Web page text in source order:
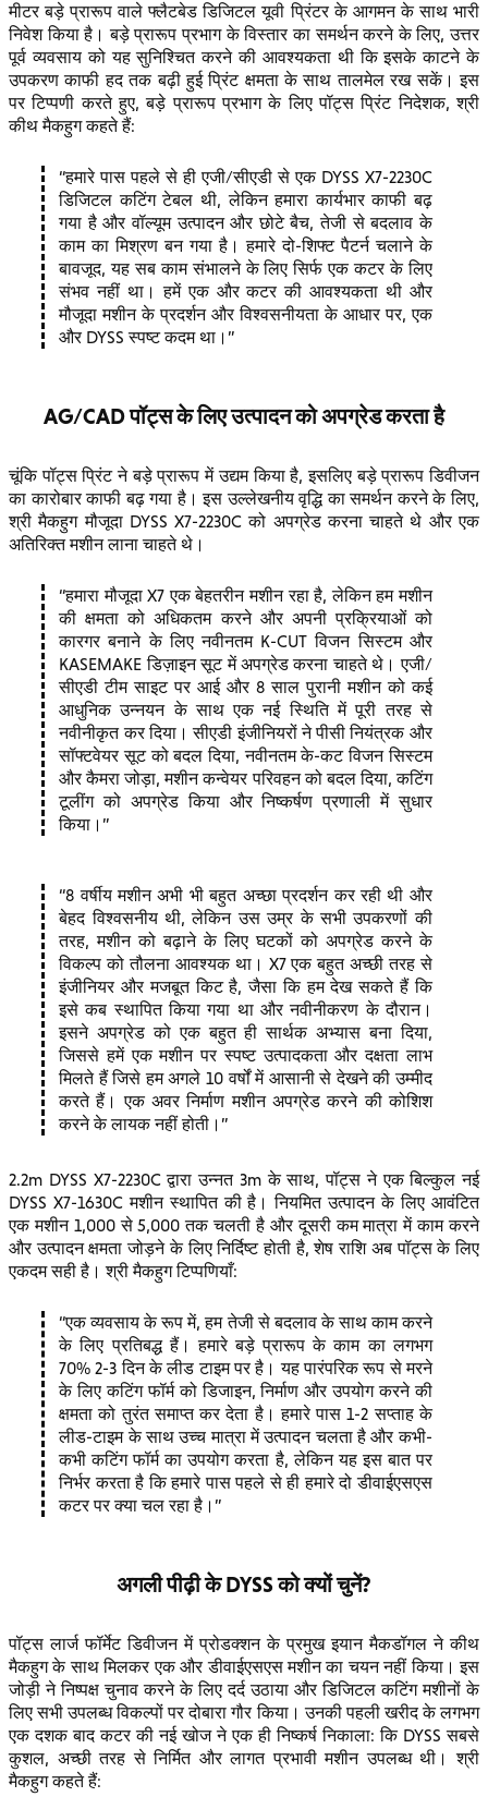
मीटर बड़े प्रारूप वाले फ्लैटबेड डिजिटल यूवी प्रिंटर के आगमन के साथ भारी
निवेश किया है। बड़े प्रारूप प्रभाग के विस्तार का समर्थन करने के लिए, उत्तर
पूर्व व्यवसाय को यह सुनिश्चित करने की आवश्यकता थी कि इसके काटने के
उपकरण काफी हद तक बढ़ी हुई प्रिंट क्षमता के साथ तालमेल रख सकें। इस
पर टिप्पणी करते हुए, बड़े प्रारूप प्रभाग के लिए पॉट्स प्रिंट निदेशक, श्री
कीथ मैकहुग कहते हैं:
हमारे पास पहले से ही एजी/सीएडी से एक DYSS X7-2230C
डिजिटल कटिंग टेबल थी, लेकिन हमारा कार्यभार काफी बढ़
गया है और वॉल्यूम उत्पादन और छोटे बैच, तेजी से बदलाव के
काम का मिश्रण बन गया है। हमारे दो-शिफ्ट पैटर्न चलाने के
बावजूद, यह सब काम संभालने के लिए सिर्फ एक कटर के लिए
संभव नहीं था। हमें एक और कटर की आवश्यकता थी और
मौजूदा मशीन के प्रदर्शन और विश्वसनीयता के आधार पर, एक
और DYSS स्पष्ट कदम था।
AG/CAD पॉट्स के लिए उत्पादन को अपग्रेड करता है
चूंकि पॉट्स प्रिंट ने बड़े प्रारूप में उद्यम किया है, इसलिए बड़े प्रारूप डिवीजन
का कारोबार काफी बढ़ गया है। इस उल्लेखनीय वृद्धि का समर्थन करने के लिए,
श्री मैकहुग मौजूदा DYSS X7-2230C को अपग्रेड करना चाहते थे और एक
अतिरिक्त मशीन लाना चाहते थे।
हमारा मौजूदा X7 एक बेहतरीन मशीन रहा है, लेकिन हम मशीन
की क्षमता को अधिकतम करने और अपनी प्रक्रियाओं को
कारगर बनाने के लिए नवीनतम K-CUT विजन सिस्टम और
KASEMAKE डिज़ाइन सूट में अपग्रेड करना चाहते थे। एजी/
सीएडी टीम साइट पर आई और 8 साल पुरानी मशीन को कई
आधुनिक उन्नयन के साथ एक नई स्थिति में पूरी तरह से
नवीनीकृत कर दिया। सीएडी इंजीनियरों ने पीसी नियंत्रक और
सॉफ्टवेयर सूट को बदल दिया, नवीनतम के-कट विजन सिस्टम
और कैमरा जोड़ा, मशीन कन्वेयर परिवहन को बदल दिया, कटिंग
टूलींग को अपग्रेड किया और निष्कर्षण प्रणाली में सुधार
किया।
8 वर्षीय मशीन अभी भी बहुत अच्छा प्रदर्शन कर रही थी और
बेहद विश्वसनीय थी, लेकिन उस उम्र के सभी उपकरणों की
तरह, मशीन को बढ़ाने के लिए घटकों को अपग्रेड करने के
विकल्प को तौलना आवश्यक था। X7 एक बहुत अच्छी तरह से
इंजीनियर और मजबूत किट है, जैसा कि हम देख सकते हैं कि
इसे कब स्थापित किया गया था और नवीनीकरण के दौरान।
इसने अपग्रेड को एक बहुत ही सार्थक अभ्यास बना दिया,
जिससे हमें एक मशीन पर स्पष्ट उत्पादकता और दक्षता लाभ
मिलते हैं जिसे हम अगले 10 वर्षों में आसानी से देखने की उम्मीद
करते हैं। एक अवर निर्माण मशीन अपग्रेड करने की कोशिश
करने के लायक नहीं होती।
2.2m DYSS X7-2230C द्वारा उन्नत 3m के साथ, पॉट्स ने एक बिल्कुल नई
DYSS X7-1630C मशीन स्थापित की है। नियमित उत्पादन के लिए आवंटित
एक मशीन 1,000 से 5,000 तक चलती है और दूसरी कम मात्रा में काम करने
और उत्पादन क्षमता जोड़ने के लिए निर्दिष्ट होती है, शेष राशि अब पॉट्स के लिए
एकदम सही है। श्री मैकहुग टिप्पणियाँ:
एक व्यवसाय के रूप में, हम तेजी से बदलाव के साथ काम करने
के लिए प्रतिबद्ध हैं। हमारे बड़े प्रारूप के काम का लगभग
70% 2-3 दिन के लीड टाइम पर है। यह पारंपरिक रूप से मरने
के लिए कटिंग फॉर्म को डिजाइन, निर्माण और उपयोग करने की
क्षमता को तुरंत समाप्त कर देता है। हमारे पास 1-2 सप्ताह के
लीड-टाइम के साथ उच्च मात्रा में उत्पादन चलता है और कभी-
कभी कटिंग फॉर्म का उपयोग करता है, लेकिन यह इस बात पर
निर्भर करता है कि हमारे पास पहले से ही हमारे दो डीवाईएसएस
कटर पर क्या चल रहा है।
अगली पीढ़ी के DYSS को क्यों चुनें?
पॉट्स लार्ज फॉर्मेट डिवीजन में प्रोडक्शन के प्रमुख इयान मैकडॉगल ने कीथ
मैकहुग के साथ मिलकर एक और डीवाईएसएस मशीन का चयन नहीं किया। इस
जोड़ी ने निष्पक्ष चुनाव करने के लिए दर्द उठाया और डिजिटल कटिंग मशीनों के
लिए सभी उपलब्ध विकल्पों पर दोबारा गौर किया। उनकी पहली खरीद के लगभग
एक दशक बाद कटर की नई खोज ने एक ही निष्कर्ष निकाला: कि DYSS सबसे
कुशल, अच्छी तरह से निर्मित और लागत प्रभावी मशीन उपलब्ध थी। श्री
मैकहुग कहते हैं: